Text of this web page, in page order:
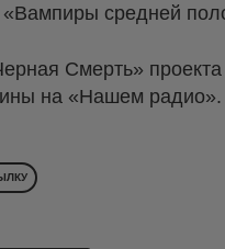
средней
Смерть»
на «Нашем радио».